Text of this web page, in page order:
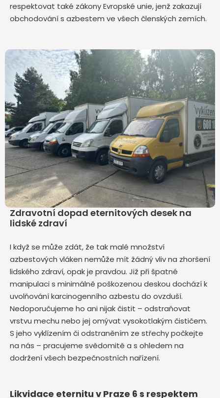
respektovat také zákony Evropské unie, jenž zakazují
obchodování s azbestem ve všech členských zemích.
Zdravotní dopad eternitových desek na
lidské zdraví
I když se může zdát, že tak malé množství
azbestových vláken nemůže mít žádný vliv na zhoršení
lidského zdraví, opak je pravdou. Již při špatné
manipulaci s minimálně poškozenou deskou dochází k
uvolňování karcinogenního azbestu do ovzduší.
Nedoporučujeme ho ani nijak čistit – odstraňovat
vrstvu mechu nebo jej omývat vysokotlakým čističem.
S jeho vyklízením či odstraněním ze střechy počkejte
na nás – pracujeme svědomitě a s ohledem na
dodržení všech bezpečnostních nařízení.
Likvidace eternitu v Praze 6 s respektem